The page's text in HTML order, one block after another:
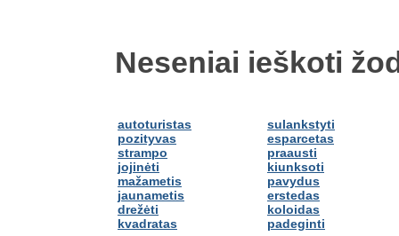
Neseniai ieškoti
autoturistas
pozityvas
strampo
jojinėti
mažametis
jaunametis
drežėti
kvadratas
sulankstyti
esparcetas
praausti
kiunksoti
pavydus
erstedas
koloidas
padeginti